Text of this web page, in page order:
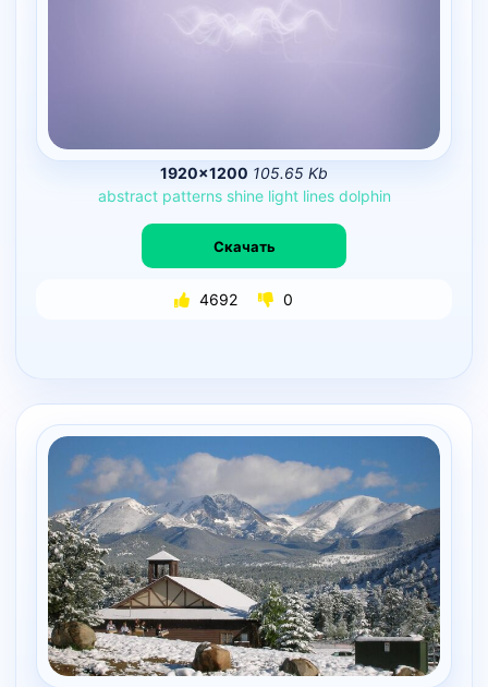
1920×1200 105.65 Kb
abstract patterns shine light lines dolphin
Скачать
4692 0